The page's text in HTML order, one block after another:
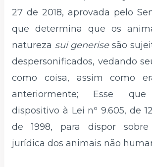
27 de 2018, aprovada pelo
que determina que os
natureza sui generisesão
despersonificados, vedando
como coisa, assim como
anteriormente; Esse que
dispositivo à Lei nº 9.605, de
de 1998, para dispor
jurídica dos animais não